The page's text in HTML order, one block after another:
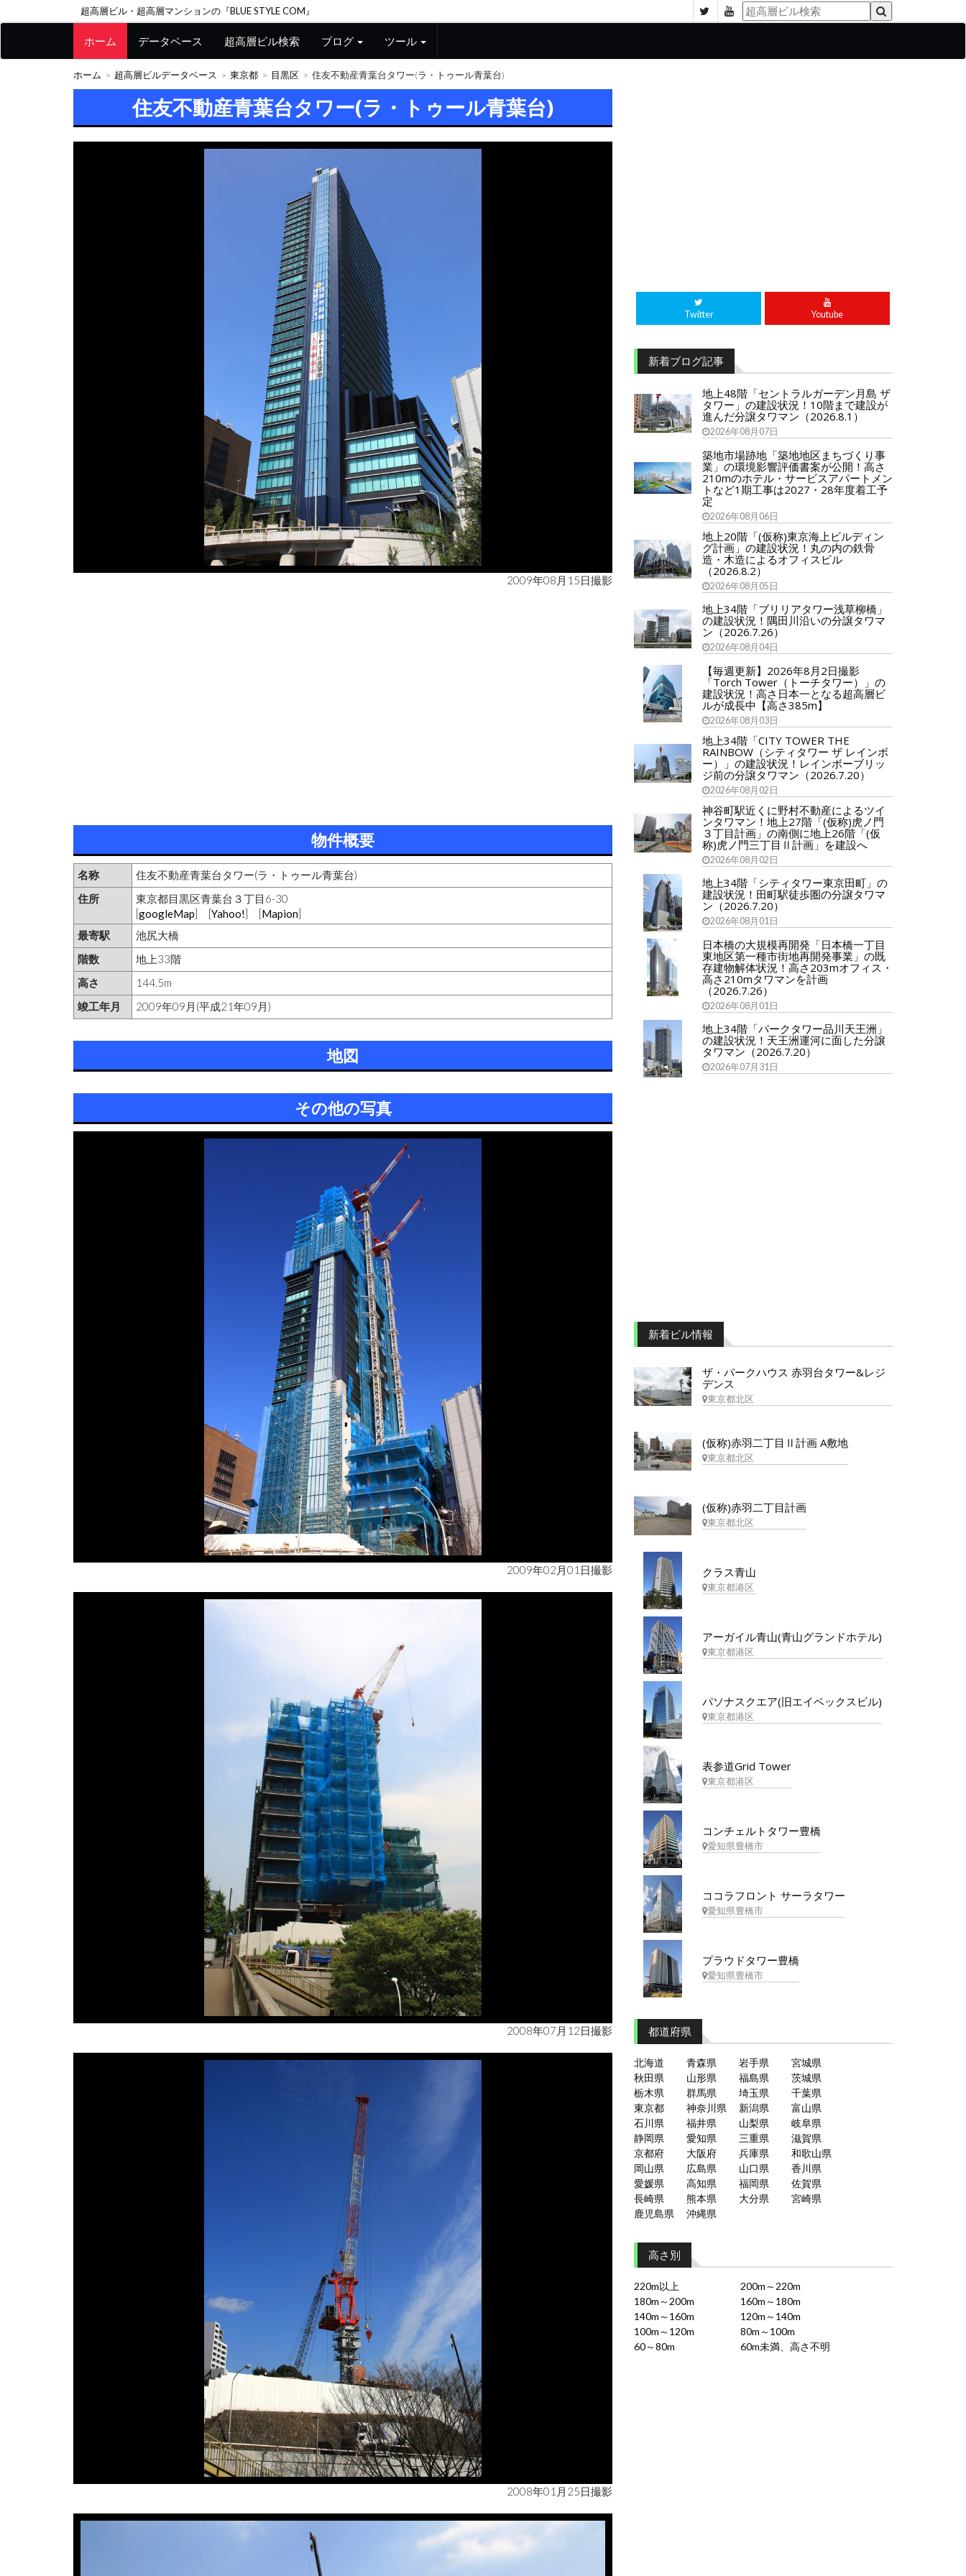
超高層ビル・超高層マンションの『BLUE STYLE COM』
ホーム データベース 超高層ビル検索 ブログ ツール
ホーム 超高層ビルデータベース 東京都 目黒区 住友不動産青葉台タワー(ラ・トゥール青葉台)
住友不動産青葉台タワー(ラ・トゥール青葉台)
2009年08月15日撮影
物件概要
名称
住友不動産青葉台タワー(ラ・トゥール青葉台)
住所
東京都目黒区青葉台３丁目6-30
[googleMap] [Yahoo!] [Mapion]
最寄駅
池尻大橋
階数
地上33階
高さ
144.5m
竣工年月
2009年09月(平成21年09月)
地図
その他の写真
2009年02月01日撮影
2008年07月12日撮影
2008年01月25日撮影
Twitter Youtube
新着ブログ記事
地上48階「セントラルガーデン月島 ザ
タワー」の建設状況！10階まで建設が
進んだ分譲タワマン（2026.8.1）
2026年08月07日
築地市場跡地「築地地区まちづくり事
業」の環境影響評価書案が公開！高さ
210mのホテル・サービスアパートメン
トなど1期工事は2027・28年度着工予
定
2026年08月06日
地上20階「(仮称)東京海上ビルディン
グ計画」の建設状況！丸の内の鉄骨
造・木造によるオフィスビル
（2026.8.2）
2026年08月05日
地上34階「ブリリアタワー浅草柳橋」
の建設状況！隅田川沿いの分譲タワマ
ン（2026.7.26）
2026年08月04日
【毎週更新】2026年8月2日撮影
「Torch Tower（トーチタワー）」の
建設状況！高さ日本一となる超高層ビ
ルが成長中【高さ385m】
2026年08月03日
地上34階「CITY TOWER THE
RAINBOW（シティタワー ザ レインボ
ー）」の建設状況！レインボーブリッ
ジ前の分譲タワマン（2026.7.20）
2026年08月02日
神谷町駅近くに野村不動産によるツイ
ンタワマン！地上27階「(仮称)虎ノ門
３丁目計画」の南側に地上26階「(仮
称)虎ノ門三丁目Ⅱ計画」を建設へ
2026年08月02日
地上34階「シティタワー東京田町」の
建設状況！田町駅徒歩圏の分譲タワマ
ン（2026.7.20）
2026年08月01日
日本橋の大規模再開発「日本橋一丁目
東地区第一種市街地再開発事業」の既
存建物解体状況！高さ203mオフィス・
高さ210mタワマンを計画
（2026.7.26）
2026年08月01日
地上34階「パークタワー品川天王洲」
の建設状況！天王洲運河に面した分譲
タワマン（2026.7.20）
2026年07月31日
新着ビル情報
ザ・パークハウス 赤羽台タワー&レジ
デンス
東京都北区
(仮称)赤羽二丁目Ⅱ計画 A敷地
東京都北区
(仮称)赤羽二丁目計画
東京都北区
クラス青山
東京都港区
アーガイル青山(青山グランドホテル)
東京都港区
パソナスクエア(旧エイベックスビル)
東京都港区
表参道Grid Tower
東京都港区
コンチェルトタワー豊橋
愛知県豊橋市
ココラフロント サーラタワー
愛知県豊橋市
プラウドタワー豊橋
愛知県豊橋市
都道府県
北海道 青森県 岩手県
宮城県
秋田県
山形県 福島県
茨城県
栃木県
群馬県 埼玉県
千葉県
東京都
神奈川県 新潟県
富山県
石川県
福井県 山梨県
岐阜県
静岡県
愛知県 三重県
滋賀県
京都府
大阪府 兵庫県
和歌山県
岡山県
広島県 山口県
香川県
愛媛県
高知県 福岡県
佐賀県
長崎県
熊本県 大分県
宮崎県
鹿児島県
沖縄県
高さ別
220m以上
200m～220m
180m～200m
160m～180m
140m～160m
120m～140m
100m～120m
80m～100m
60～80m
60m未満、高さ不明